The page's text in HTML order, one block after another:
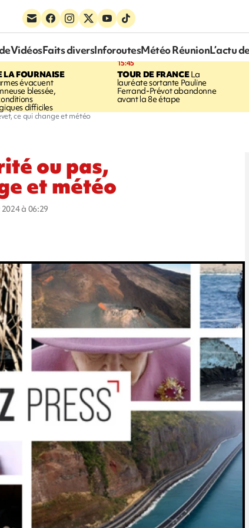
VidéosFaits diversInforoutesMétéo RéunionL’actu
LA FOURNAISE
évacuent
blessée,
difficiles
15:45
TOUR DE FRANCELa
lauréate sortante Pauline
Ferrand-Prévot abandonne
avant la 8e étape
ce qui change et météo
ou pas,
et météo
à 06:29